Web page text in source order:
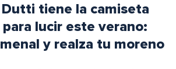
Dutti tiene la camiseta
lucir este verano:
y realza tu moreno